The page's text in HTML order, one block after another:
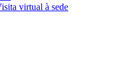
virtual à sede